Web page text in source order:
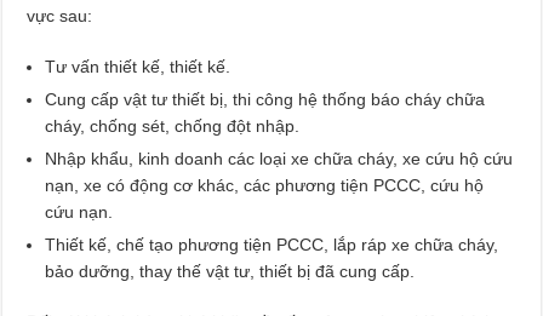
vực sau:
Tư vấn thiết kế, thiết kế.
Cung cấp vật tư thiết bị, thi công hệ thống báo cháy chữa
cháy, chống sét, chống đột nhập.
Nhập khẩu, kinh doanh các loại xe chữa cháy, xe cứu hộ cứu
nạn, xe có động cơ khác, các phương tiện PCCC, cứu hộ
cứu nạn.
Thiết kế, chế tạo phương tiện PCCC, lắp ráp xe chữa cháy,
bảo dưỡng, thay thế vật tư, thiết bị đã cung cấp.